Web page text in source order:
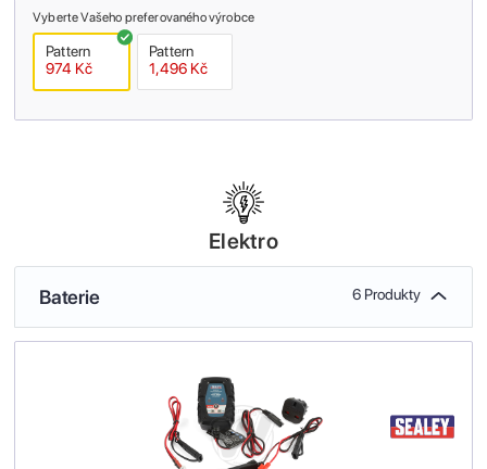
Vyberte Vašeho preferovaného výrobce
Pattern
974 Kč
Pattern
1,496 Kč
Elektro
Baterie 6 Produkty